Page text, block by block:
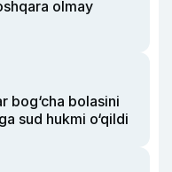
olmay
bog‘cha bolasini
sud hukmi o‘qildi